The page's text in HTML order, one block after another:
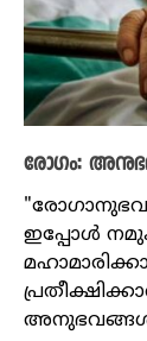
രോഗം:
ഇപ്പോൾ
അനുഭവങ്ങൾ